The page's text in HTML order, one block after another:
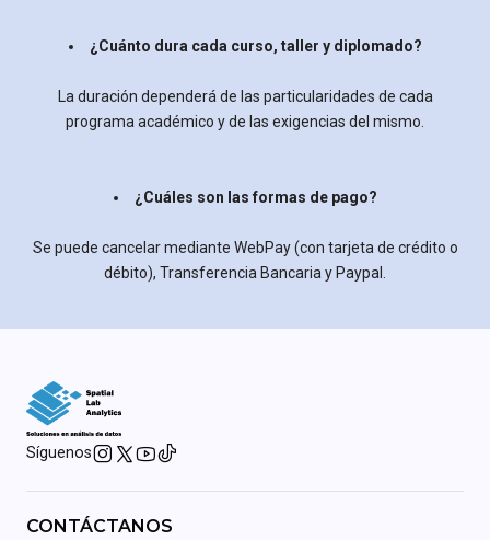
¿Cuánto dura cada curso, taller y diplomado?
La duración dependerá de las particularidades de cada
programa académico y de las exigencias del mismo.
¿Cuáles son las formas de pago?
Se puede cancelar mediante WebPay (con tarjeta de crédito o
débito), Transferencia Bancaria y Paypal.
Síguenos
CONTÁCTANOS